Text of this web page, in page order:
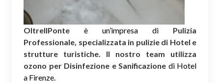
OltreIlPonte è un’impresa di Pulizia
Professionale, specializzata in pulizie di Hotel e
strutture turistiche. Il nostro team utilizza
ozono per Disinfezione e Sanificazione di Hotel
a Firenze.